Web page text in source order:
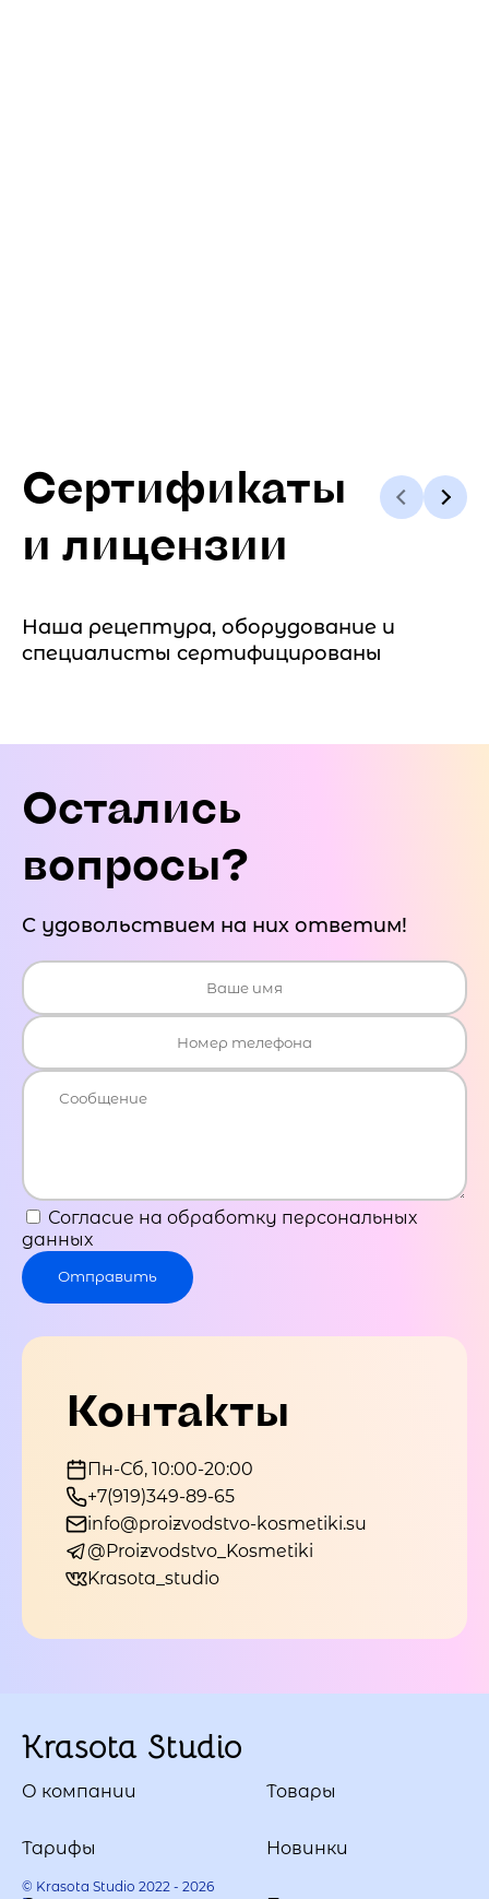
Сертификаты
и лицензии
Наша рецептура, оборудование и
специалисты сертифицированы
Остались
вопросы?
С удовольствием на них ответим!
Согласие на обработку персональных
данных
Отправить
Контакты
Пн-Сб, 10:00-20:00
+7(919)349-89-65
info@proizvodstvo-kosmetiki.su
@Proizvodstvo_Kosmetiki
Krasota_studio
Krasota Studio
© Krasota Studio 2022 - 2026
О компании Товары
Тарифы Новинки